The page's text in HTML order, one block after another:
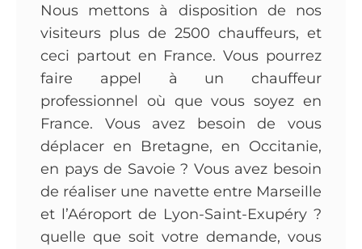
Nous mettons à disposition de nos
visiteurs plus de 2500 chauffeurs, et
ceci partout en France. Vous pourrez
faire appel à un chauffeur
professionnel où que vous soyez en
France. Vous avez besoin de vous
déplacer en Bretagne, en Occitanie,
en pays de Savoie ? Vous avez besoin
de réaliser une navette entre Marseille
et l’Aéroport de Lyon-Saint-Exupéry ?
quelle que soit votre demande, vous